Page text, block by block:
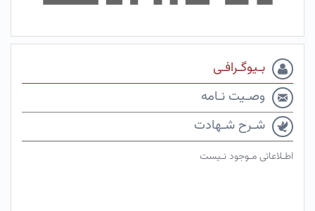
بـیوگـرافـی
وصـیت نـامه
شـرح شـهادت
اطـلاعاتی مـوجود نـیست